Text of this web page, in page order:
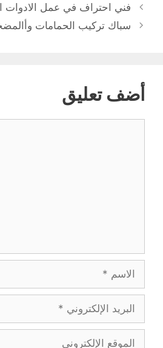
فني احتراف في عمل الادوات
سباك تركيب الحمامات
أضف تعليق
الإلكتروني